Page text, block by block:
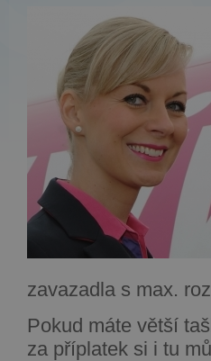
zavazadla s max.
Pokud máte větší
za příplatek si i tu